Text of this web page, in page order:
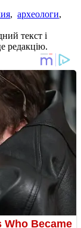
, археологи,
текст і
редакцію.